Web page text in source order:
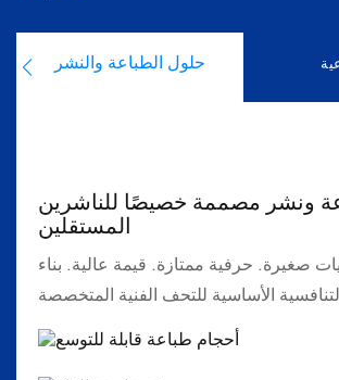
حلول الطباعة والنشر
ونشر مصممة خصيصًا للناشرين
المستقلين
صغيرة. حرفية ممتازة. قيمة عالية. بناء
أحجام طباعة قابلة للتوسع